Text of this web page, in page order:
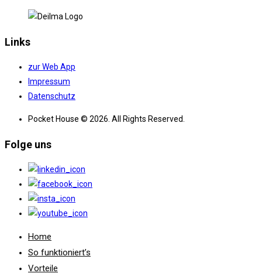
Links
zur Web App
Impressum
Datenschutz
Pocket House © 2026. All Rights Reserved.
Folge uns
Home
So funktioniert’s
Vorteile